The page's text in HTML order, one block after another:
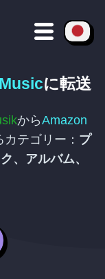
に転送
からAmazon
テゴリー： プ
、アルバム、